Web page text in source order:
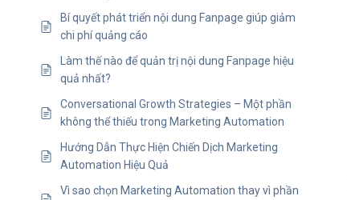
Bí quyết phát triển nội dung Fanpage giúp giảm
chi phí quảng cáo
Làm thế nào để quản trị nội dung Fanpage hiệu
quả nhất?
Conversational Growth Strategies – Một phần
không thể thiếu trong Marketing Automation
Hướng Dẫn Thực Hiện Chiến Dịch Marketing
Automation Hiệu Quả
Vì sao chọn Marketing Automation thay vì phần